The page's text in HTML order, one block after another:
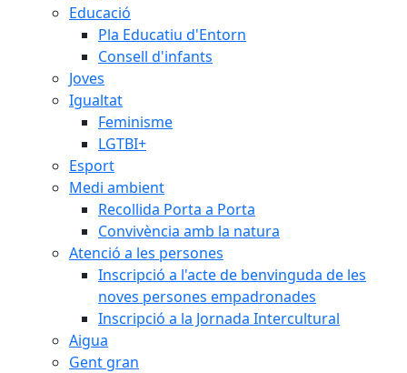
Educació
Pla Educatiu d'Entorn
Consell d'infants
Joves
Igualtat
Feminisme
LGTBI+
Esport
Medi ambient
Recollida Porta a Porta
Convivència amb la natura
Atenció a les persones
Inscripció a l'acte de benvinguda de les
noves persones empadronades
Inscripció a la Jornada Intercultural
Aigua
Gent gran